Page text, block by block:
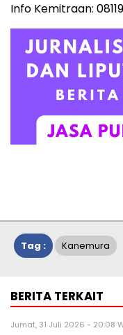
Info Kemitraan:
Tag : Kanemura
BERITA TERKAIT
Jumat, 31 Juli 2026 - 20:08